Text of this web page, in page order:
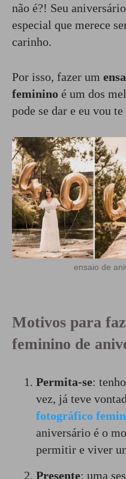
não é?! Seu
especial que merece
carinho.
Por isso, fazer um
feminino é um dos
pode se dar e eu vou
ensaio de
Motivos para
feminino de
Permita-se:
vez, já teve
fotográfico
aniversário é o
permitir e viver
Presente: uma